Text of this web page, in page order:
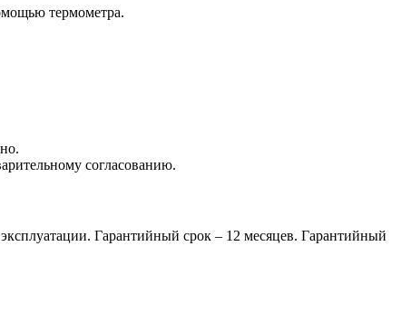
термометра.
согласованию.
Гарантийный срок – 12 месяцев. Гарантийный